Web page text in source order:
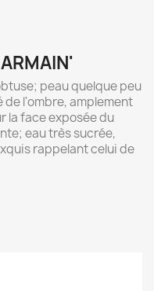
peau quelque peu
l'ombre, amplement
la face exposée du
eau très sucrée,
rappelant celui de